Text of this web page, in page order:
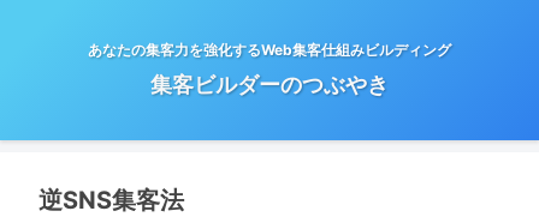
あなたの集客力を強化するWeb集客仕組みビルディング
集客ビルダーのつぶやき
逆SNS集客法